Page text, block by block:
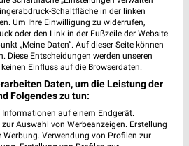
- 20:00 Uhr | Geschlossen
Losheim am See
16
am See
- 19:00 Uhr | Geschlossen
Schaltfläche in der linken
Um Ihre Einwilligung zu widerrufen,
oder den Link in der Fußzeile der Website
„Meine Daten“. Auf dieser Seite können
Diese Entscheidungen werden unseren
Einfluss auf die Browserdaten.
Daten, um die Leistung der
Folgendes zu tun:
auf einem Endgerät.
Auswahl von Werbeanzeigen. Erstellung
Verwendung von Profilen zur